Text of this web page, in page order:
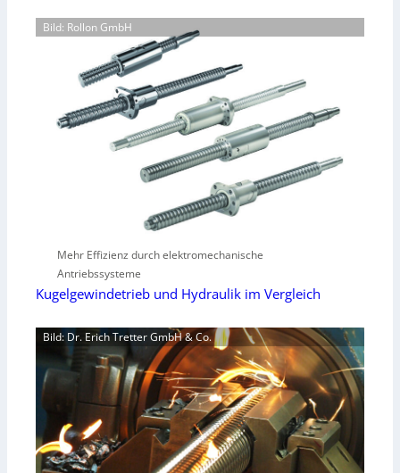
Bild: Rollon GmbH
Mehr Effizienz durch elektromechanische
Antriebssysteme
Kugelgewindetrieb und Hydraulik im Vergleich
Bild: Dr. Erich Tretter GmbH & Co.